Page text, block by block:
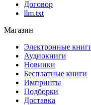
Договор
llm.txt
Магазин
Электронные
Аудиокниги
Новинки
Бесплатные книги
Импринты
Подборки
Доставка